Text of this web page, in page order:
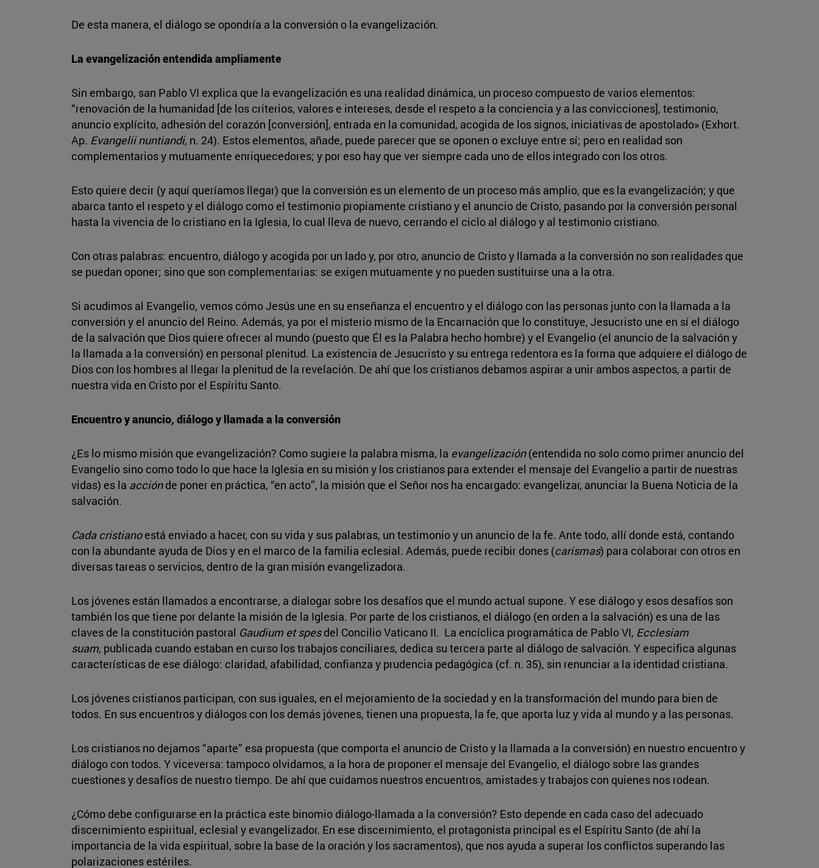
De esta manera, el diálogo se opondría a la conversión o la evangelización.
La evangelización entendida ampliamente
Sin embargo, san Pablo VI explica que la evangelización es una realidad dinámica, un proceso compuesto de varios elementos:
“renovación de la humanidad [de los criterios, valores e intereses, desde el respeto a la conciencia y a las convicciones], testimonio,
anuncio explícito, adhesión del corazón [conversión], entrada en la comunidad, acogida de los signos, iniciativas de apostolado» (Exhort.
Ap. Evangelii nuntiandi, n. 24). Estos elementos, añade, puede parecer que se oponen o excluye entre sí; pero en realidad son
complementarios y mutuamente enriquecedores; y por eso hay que ver siempre cada uno de ellos integrado con los otros.
Esto quiere decir (y aquí queríamos llegar) que la conversión es un elemento de un proceso más amplio, que es la evangelización; y que
abarca tanto el respeto y el diálogo como el testimonio propiamente cristiano y el anuncio de Cristo, pasando por la conversión personal
hasta la vivencia de lo cristiano en la Iglesia, lo cual lleva de nuevo, cerrando el ciclo al diálogo y al testimonio cristiano.
Con otras palabras: encuentro, diálogo y acogida por un lado y, por otro, anuncio de Cristo y llamada a la conversión no son realidades que
se puedan oponer; sino que son complementarias: se exigen mutuamente y no pueden sustituirse una a la otra.
Si acudimos al Evangelio, vemos cómo Jesús une en su enseñanza el encuentro y el diálogo con las personas junto con la llamada a la
conversión y el anuncio del Reino. Además, ya por el misterio mismo de la Encarnación que lo constituye, Jesucristo une en sí el diálogo
de la salvación que Dios quiere ofrecer al mundo (puesto que Él es la Palabra hecho hombre) y el Evangelio (el anuncio de la salvación y
la llamada a la conversión) en personal plenitud. La existencia de Jesucristo y su entrega redentora es la forma que adquiere el diálogo de
Dios con los hombres al llegar la plenitud de la revelación. De ahí que los cristianos debamos aspirar a unir ambos aspectos, a partir de
nuestra vida en Cristo por el Espíritu Santo.
Encuentro y anuncio, diálogo y llamada a la conversión
¿Es lo mismo misión que evangelización? Como sugiere la palabra misma, la evangelización(entendida no solo como primer anuncio del
Evangelio sino como todo lo que hace la Iglesia en su misión y los cristianos para extender el mensaje del Evangelio a partir de nuestras
vidas) es la acciónde poner en práctica, “en acto”, la misión que el Señor nos ha encargado: evangelizar, anunciar la Buena Noticia de la
salvación.
Cada cristianoestá enviado a hacer, con su vida y sus palabras, un testimonio y un anuncio de la fe. Ante todo, allí donde está, contando
con la abundante ayuda de Dios y en el marco de la familia eclesial. Además, puede recibir dones (carismas) para colaborar con otros en
diversas tareas o servicios, dentro de la gran misión evangelizadora.
Los jóvenes están llamados a encontrarse, a dialogar sobre los desafíos que el mundo actual supone. Y ese diálogo y esos desafíos son
también los que tiene por delante la misión de la Iglesia. Por parte de los cristianos, el diálogo (en orden a la salvación) es una de las
claves de la constitución pastoral Gaudium et spesdel Concilio Vaticano II. La encíclica programática de Pablo VI, Ecclesiam
suam, publicada cuando estaban en curso los trabajos conciliares, dedica su tercera parte al diálogo de salvación. Y especifica algunas
características de ese diálogo: claridad, afabilidad, confianza y prudencia pedagógica (cf. n. 35), sin renunciar a la identidad cristiana.
Los jóvenes cristianos participan, con sus iguales, en el mejoramiento de la sociedad y en la transformación del mundo para bien de
todos. En sus encuentros y diálogos con los demás jóvenes, tienen una propuesta, la fe, que aporta luz y vida al mundo y a las personas.
Los cristianos no dejamos “aparte” esa propuesta (que comporta el anuncio de Cristo y la llamada a la conversión) en nuestro encuentro y
diálogo con todos. Y viceversa: tampoco olvidamos, a la hora de proponer el mensaje del Evangelio, el diálogo sobre las grandes
cuestiones y desafíos de nuestro tiempo. De ahí que cuidamos nuestros encuentros, amistades y trabajos con quienes nos rodean.
¿Cómo debe configurarse en la práctica este binomio diálogo-llamada a la conversión? Esto depende en cada caso del adecuado
discernimiento espiritual, eclesial y evangelizador. En ese discernimiento, el protagonista principal es el Espíritu Santo (de ahí la
importancia de la vida espiritual, sobre la base de la oración y los sacramentos), que nos ayuda a superar los conflictos superando las
polarizaciones estériles.